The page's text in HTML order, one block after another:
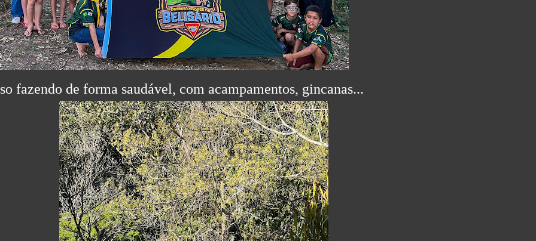
fazendo de forma saudável, com acampamentos, gincanas...